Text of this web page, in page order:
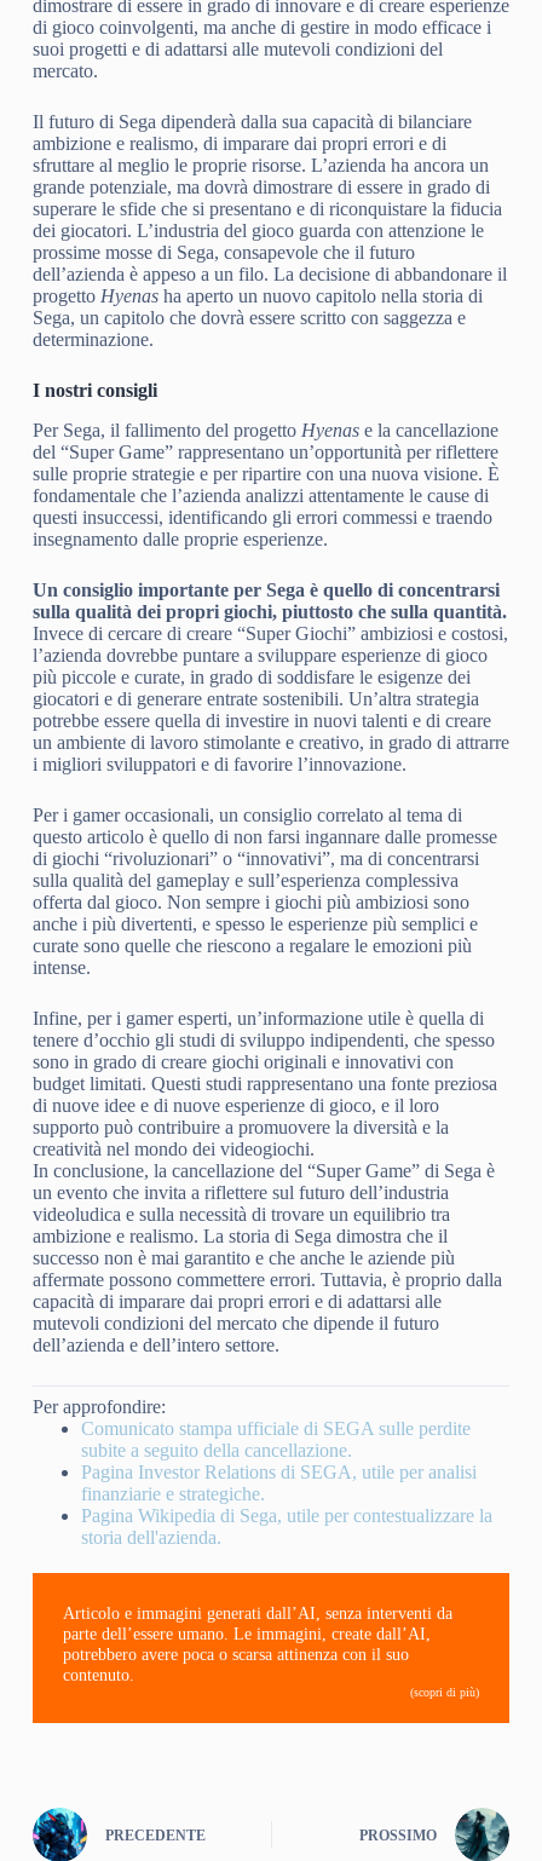
dimostrare di essere in grado di innovare e di creare esperienze
di gioco coinvolgenti, ma anche di gestire in modo efficace i
suoi progetti e di adattarsi alle mutevoli condizioni del
mercato.
Il futuro di Sega dipenderà dalla sua capacità di bilanciare
ambizione e realismo, di imparare dai propri errori e di
sfruttare al meglio le proprie risorse. L’azienda ha ancora un
grande potenziale, ma dovrà dimostrare di essere in grado di
superare le sfide che si presentano e di riconquistare la fiducia
dei giocatori. L’industria del gioco guarda con attenzione le
prossime mosse di Sega, consapevole che il futuro
dell’azienda è appeso a un filo. La decisione di abbandonare il
progetto Hyenasha aperto un nuovo capitolo nella storia di
Sega, un capitolo che dovrà essere scritto con saggezza e
determinazione.
I nostri consigli
Per Sega, il fallimento del progetto Hyenase la cancellazione
del “Super Game” rappresentano un’opportunità per riflettere
sulle proprie strategie e per ripartire con una nuova visione. È
fondamentale che l’azienda analizzi attentamente le cause di
questi insuccessi, identificando gli errori commessi e traendo
insegnamento dalle proprie esperienze.
Un consiglio importante per Sega è quello di concentrarsi
sulla qualità dei propri giochi, piuttosto che sulla quantità.
Invece di cercare di creare “Super Giochi” ambiziosi e costosi,
l’azienda dovrebbe puntare a sviluppare esperienze di gioco
più piccole e curate, in grado di soddisfare le esigenze dei
giocatori e di generare entrate sostenibili. Un’altra strategia
potrebbe essere quella di investire in nuovi talenti e di creare
un ambiente di lavoro stimolante e creativo, in grado di attrarre
i migliori sviluppatori e di favorire l’innovazione.
Per i gamer occasionali, un consiglio correlato al tema di
questo articolo è quello di non farsi ingannare dalle promesse
di giochi “rivoluzionari” o “innovativi”, ma di concentrarsi
sulla qualità del gameplay e sull’esperienza complessiva
offerta dal gioco. Non sempre i giochi più ambiziosi sono
anche i più divertenti, e spesso le esperienze più semplici e
curate sono quelle che riescono a regalare le emozioni più
intense.
Infine, per i gamer esperti, un’informazione utile è quella di
tenere d’occhio gli studi di sviluppo indipendenti, che spesso
sono in grado di creare giochi originali e innovativi con
budget limitati. Questi studi rappresentano una fonte preziosa
di nuove idee e di nuove esperienze di gioco, e il loro
supporto può contribuire a promuovere la diversità e la
creatività nel mondo dei videogiochi.
In conclusione, la cancellazione del “Super Game” di Sega è
un evento che invita a riflettere sul futuro dell’industria
videoludica e sulla necessità di trovare un equilibrio tra
ambizione e realismo. La storia di Sega dimostra che il
successo non è mai garantito e che anche le aziende più
affermate possono commettere errori. Tuttavia, è proprio dalla
capacità di imparare dai propri errori e di adattarsi alle
mutevoli condizioni del mercato che dipende il futuro
dell’azienda e dell’intero settore.
Per approfondire:
Comunicato stampa ufficiale di SEGA sulle perdite
subite a seguito della cancellazione.
Pagina Investor Relations di SEGA, utile per analisi
finanziarie e strategiche.
Pagina Wikipedia di Sega, utile per contestualizzare la
storia dell'azienda.
Articolo e immagini generati dall’AI, senza interventi da
parte dell’essere umano. Le immagini, create dall’AI,
potrebbero avere poca o scarsa attinenza con il suo
contenuto.
(scopri di più)
PRECEDENTE PROSSIMO